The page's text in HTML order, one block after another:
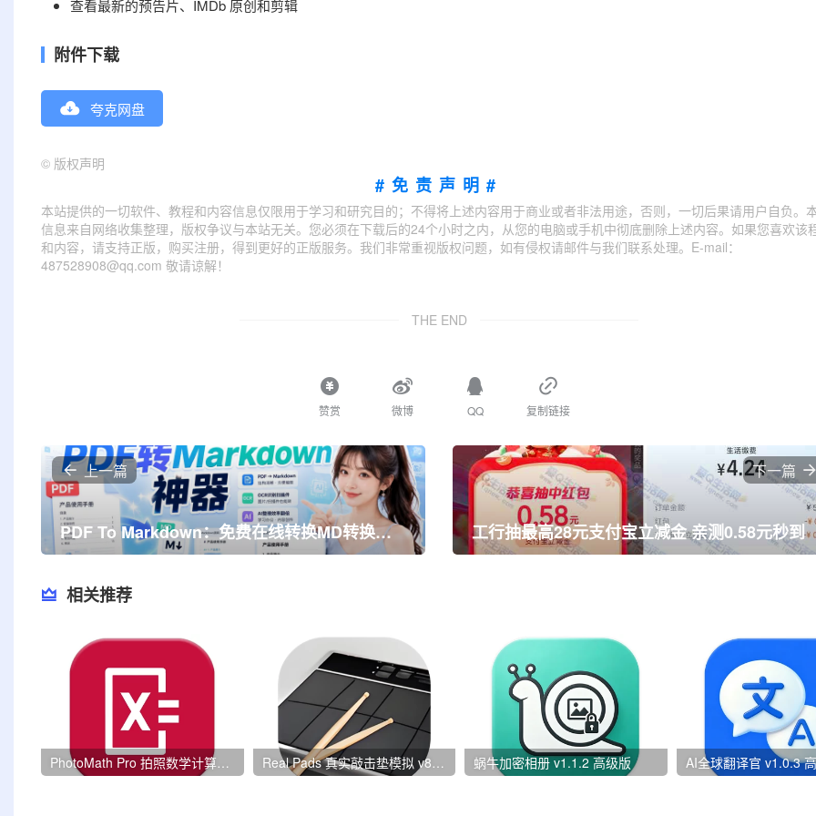
查看最新的预告片、IMDb 原创和剪辑
附件下载
夸克网盘
© 版权声明
#免责声明#
本站提供的一切软件、教程和内容信息仅限用于学习和研究目的；不得将上述内容用于商业或者非法用途，否则，一切后果请用户自负。
信息来自网络收集整理，版权争议与本站无关。您必须在下载后的24个小时之内，从您的电脑或手机中彻底删除上述内容。如果您喜欢该
和内容，请支持正版，购买注册，得到更好的正版服务。我们非常重视版权问题，如有侵权请邮件与我们联系处理。E-mail：
487528908@qq.com 敬请谅解！
THE END
赞赏 微博 QQ 复制链接
上一篇
PDF To Markdown：免费在线转换MD转换工具，能将各类PDF文档转换为Markdown文本
下一篇
工行抽最高28元支付宝立减金 亲测0.58元秒到
相关推荐
PhotoMath Pro 拍照数学计算器 v8.48.0 专业版 Real Pads 真实敲击垫模拟 v8.35.22 高级版 蜗牛加密相册 v1.1.2 高级版 AI全球翻译官 v1.0.3 高